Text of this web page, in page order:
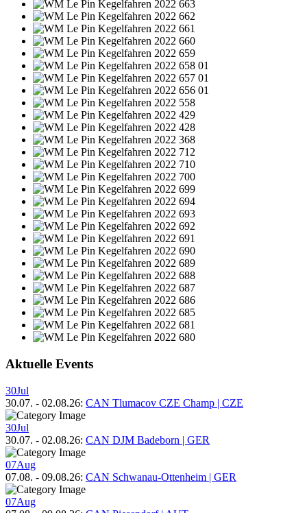
Aktuelle Events
30Jul
30.07. - 02.08.26: CAN Tlumacov CZE Champ | CZE
30Jul
30.07. - 02.08.26: CAN DJM Badeborn | GER
07Aug
07.08. - 09.08.26: CAN Schwanau-Ottenheim | GER
07Aug